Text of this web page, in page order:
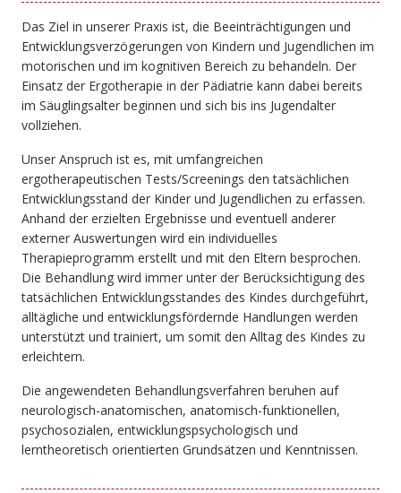
Das Ziel in unserer Praxis ist, die Beeinträchtigungen und
Entwicklungsverzögerungen von Kindern und Jugendlichen im
motorischen und im kognitiven Bereich zu behandeln. Der
Einsatz der Ergotherapie in der Pädiatrie kann dabei bereits
im Säuglingsalter beginnen und sich bis ins Jugendalter
vollziehen.
Unser Anspruch ist es, mit umfangreichen
ergotherapeutischen Tests/Screenings den tatsächlichen
Entwicklungsstand der Kinder und Jugendlichen zu erfassen.
Anhand der erzielten Ergebnisse und eventuell anderer
externer Auswertungen wird ein individuelles
Therapieprogramm erstellt und mit den Eltern besprochen.
Die Behandlung wird immer unter der Berücksichtigung des
tatsächlichen Entwicklungsstandes des Kindes durchgeführt,
alltägliche und entwicklungsfördernde Handlungen werden
unterstützt und trainiert, um somit den Alltag des Kindes zu
erleichtern.
Die angewendeten Behandlungsverfahren beruhen auf
neurologisch-anatomischen, anatomisch-funktionellen,
psychosozialen, entwicklungspsychologisch und
lerntheoretisch orientierten Grundsätzen und Kenntnissen.